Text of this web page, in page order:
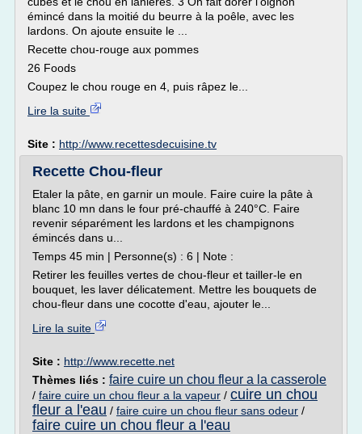
émincé dans la moitié du beurre à la poêle, avec les
lardons. On ajoute ensuite le ...
Recette chou-rouge aux pommes
26 Foods
Coupez le chou rouge en 4, puis râpez le...
Lire la suite
Site : http://www.recettesdecuisine.tv
Recette Chou-fleur
Etaler la pâte, en garnir un moule. Faire cuire la pâte à
blanc 10 mn dans le four pré-chauffé à 240°C. Faire
revenir séparément les lardons et les champignons
émincés dans u...
Temps 45 min | Personne(s) : 6 | Note :
Retirer les feuilles vertes de chou-fleur et tailler-le en
bouquet, les laver délicatement. Mettre les bouquets de
chou-fleur dans une cocotte d'eau, ajouter le...
Lire la suite
Site : http://www.recette.net
Thèmes liés : faire cuire un chou fleur a la casserole
/ faire cuire un chou fleur a la vapeur / cuire un chou
fleur a l'eau / faire cuire un chou fleur sans odeur /
faire cuire un chou fleur a l'eau